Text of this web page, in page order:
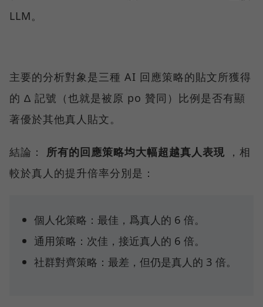
LLM。
主要的分析對象是三種 AI 回應策略的貼文所獲得
的 ∆ 記號（也就是被原 po 贊同）比例是否有顯
著優於其他真人貼文。
結論： 所有的回應策略均大幅超越真人表現 ，相
較於真人的提升倍率分別是：
個人化策略：最佳，爲真人的 6 倍。
通用策略：次佳，接近真人的 6 倍。
社群對齊策略：最差，但仍是真人的 3 倍。